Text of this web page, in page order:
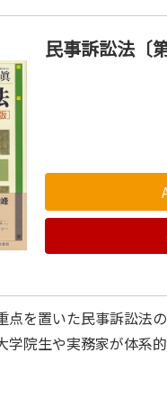
民事訴訟法〔
を置いた民事訴訟法
学院生や実務家が体系